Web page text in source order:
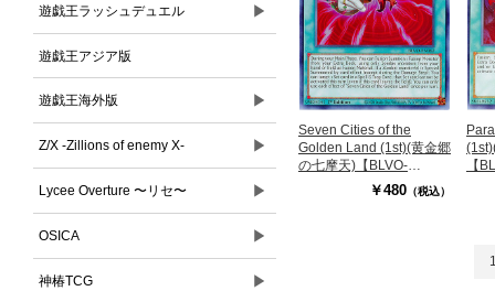
遊戯王ラッシュデュエル ▶
遊戯王アジア版
遊戯王海外版 ▶
Z/X -Zillions of enemy X- ▶
Lycee Overture 〜リセ〜 ▶
OSICA ▶
神椿TCG ▶
Seven Cities of the
Golden Land (1st)(黄金郷
の七摩天)【BLVO-
EN062UR】￥480 （税込）
【